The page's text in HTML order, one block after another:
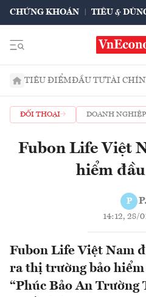
CHỨNG KHOÁN TIÊU &
TIÊU ĐIỂMĐẦU TƯTÀI
ĐỐI THOẠI DOANH NGHIỆP
Fubon Life Việt
hiểm
P
14:12, 28/
Fubon Life Việt Nam
ra thị trường bảo
“Phúc Bảo An Trường